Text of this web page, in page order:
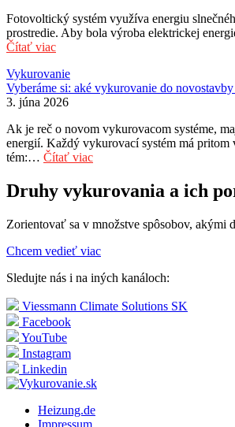
Fotovoltický systém využíva energiu
prostredie. Aby bola výroba elektrickej
Čítať viac
Vykurovanie
Vyberáme si: aké vykurovanie do
3. júna 2026
Ak je reč o novom vykurovacom systéme,
energií. Každý vykurovací systém má
tém:… Čítať viac
Druhy vykurovania a ich
Zorientovať sa v množstve spôsobov,
Chcem vedieť viac
Sledujte nás i na iných kanáloch:
Viessmann Climate Solutions SK
Facebook
YouTube
Instagram
Linkedin
Heizung.de